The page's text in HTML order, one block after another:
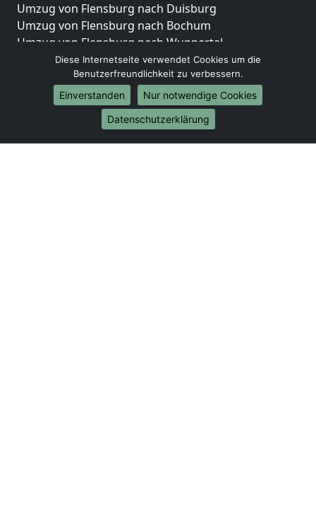
Umzug von Flensburg nach Duisburg
Umzug von Flensburg nach Bochum
Umzug von Flensburg nach Wuppertal
Umzug von Flensburg nach Bielefeld
Umzug von Flensburg nach Bonn
Umzug von Flensburg nach Münster
Internationale-Umzüge
Umzug von Flensburg nach Brasilien
Diese Internetseite verwendet Cookies um die
Benutzerfreundlichkeit zu verbessern.
Einverstanden
Nur notwendige Cookies
Datenschutzerklärung